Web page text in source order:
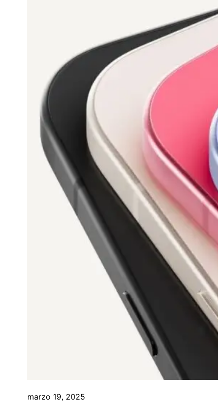
marzo 19, 2025